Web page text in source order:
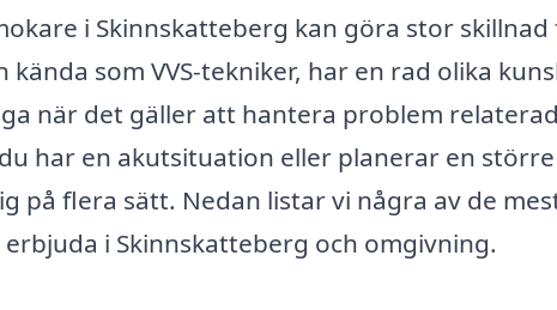
i Skinnskatteberg kan göra stor skillnad
som VVS-tekniker, har en rad olika
när det gäller att hantera problem
har en akutsituation eller planerar en större
på flera sätt. Nedan listar vi några av de
i Skinnskatteberg och omgivning.